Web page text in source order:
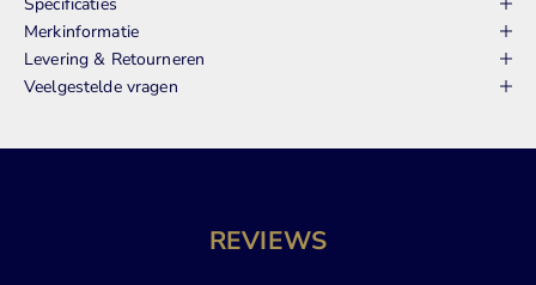
Merkinformatie
Levering & Retourneren
Veelgestelde vragen
REVIEWS